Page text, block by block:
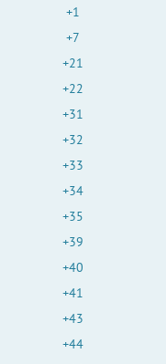
+1
+7
+21
+22
+31
+32
+33
+34
+35
+39
+40
+41
+43
+44